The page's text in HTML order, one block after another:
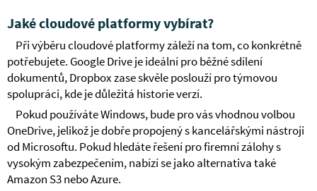
Jaké cloudové platformy vybírat?
Při výběru cloudové platformy záleží na tom, co konkrétně
potřebujete. Google Drive je ideální pro běžné sdílení
dokumentů, Dropbox zase skvěle poslouží pro týmovou
spolupráci, kde je důležitá historie verzí.
Pokud používáte Windows, bude pro vás vhodnou volbou
OneDrive, jelikož je dobře propojený s kancelářskými nástroji
od Microsoftu. Pokud hledáte řešení pro firemní zálohy s
vysokým zabezpečením, nabízí se jako alternativa také
Amazon S3 nebo Azure.